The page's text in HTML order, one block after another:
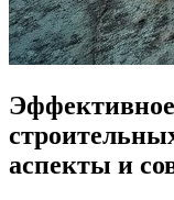
аспекты и